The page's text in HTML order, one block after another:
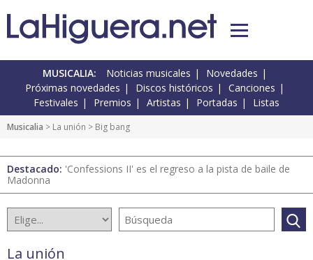
MUSICALIA: Noticias musicales
Novedades
Próximas novedades
Discos históricos
Canciones
Festivales
Premios Artistas Portadas Listas
Musicalia > La unión > Big bang
Destacado: 'Confessions II' es el regreso a la pista de baile de
Madonna
La unión